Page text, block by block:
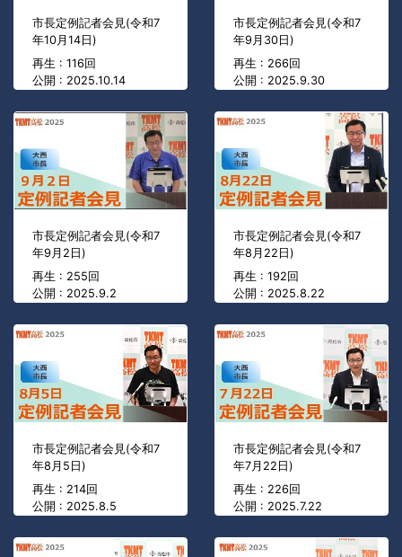
市長定例記者会見(令和7
年10月14日)
再生 : 116回
公開 : 2025.10.14
市長定例記者会見(令和7
年9月30日)
再生 : 266回
公開 : 2025.9.30
市長定例記者会見(令和7
年9月2日)
再生 : 255回
公開 : 2025.9.2
市長定例記者会見(令和7
年8月22日)
再生 : 192回
公開 : 2025.8.22
市長定例記者会見(令和7
年8月5日)
再生 : 214回
公開 : 2025.8.5
市長定例記者会見(令和7
年7月22日)
再生 : 226回
公開 : 2025.7.22